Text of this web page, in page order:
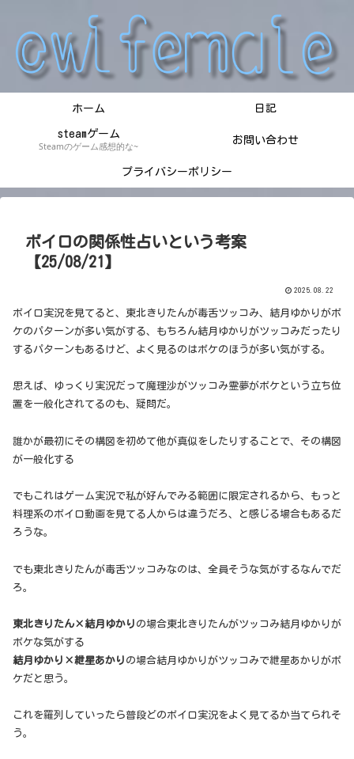
ホーム 日記
steamゲーム
Steamのゲーム感想的な~
お問い合わせ
プライバシーポリシー
ボイロの関係性占いという考案
【25/08/21】
2025.08.22
ボイロ実況を見てると、東北きりたんが毒舌ツッコみ、結月ゆかりがボ
ケのパターンが多い気がする、もちろん結月ゆかりがツッコみだったり
するパターンもあるけど、よく見るのはボケのほうが多い気がする。
思えば、ゆっくり実況だって魔理沙がツッコみ霊夢がボケという立ち位
置を一般化されてるのも、疑問だ。
誰かが最初にその構図を初めて他が真似をしたりすることで、その構図
が一般化する
でもこれはゲーム実況で私が好んでみる範囲に限定されるから、もっと
料理系のボイロ動画を見てる人からは違うだろ、と感じる場合もあるだ
ろうな。
でも東北きりたんが毒舌ツッコみなのは、全員そうな気がするなんでだ
ろ。
東北きりたん×結月ゆかり の場合東北きりたんがツッコみ結月ゆかりが
ボケな気がする
結月ゆかり×紲星あかり の場合結月ゆかりがツッコみで紲星あかりがボ
ケだと思う。
これを羅列していったら普段どのボイロ実況をよく見てるか当てられそ
う。